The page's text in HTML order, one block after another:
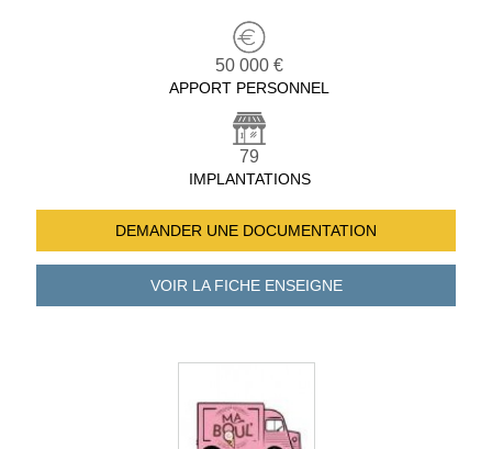
50 000 €
APPORT PERSONNEL
79
IMPLANTATIONS
DEMANDER UNE DOCUMENTATION
VOIR LA FICHEENSEIGNE